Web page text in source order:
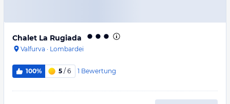
Chalet La Rugiada
Valfurva · Lombardei
100% 5 / 6 1 Bewertung